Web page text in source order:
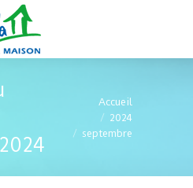
Vous êtes ici :
Accueil
2024
septembre